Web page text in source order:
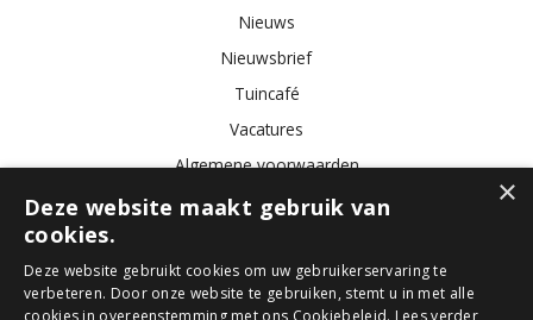
Nieuws
Nieuwsbrief
Tuincafé
Vacatures
Algemene voorwaarden
Tuincentrum
×
Deze website maakt gebruik van
cookies.
Deze website gebruikt cookies om uw gebruikerservaring te
verbeteren. Door onze website te gebruiken, stemt u in met alle
cookies in overeenstemming met ons Cookiebeleid. Lees verder